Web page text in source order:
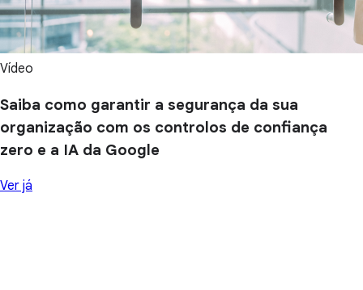
Vídeo
Saiba como garantir a segurança da sua
organização com os controlos de confiança
zero e a IA da Google
Ver já